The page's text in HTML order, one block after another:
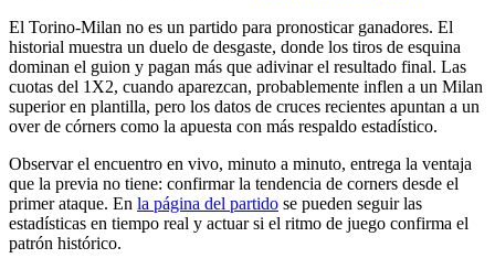
El Torino-Milan no es un partido para pronosticar ganadores. El
historial muestra un duelo de desgaste, donde los tiros de esquina
dominan el guion y pagan más que adivinar el resultado final. Las
cuotas del 1X2, cuando aparezcan, probablemente inflen a un Milan
superior en plantilla, pero los datos de cruces recientes apuntan a un
over de córners como la apuesta con más respaldo estadístico.
Observar el encuentro en vivo, minuto a minuto, entrega la ventaja
que la previa no tiene: confirmar la tendencia de corners desde el
primer ataque. En la página del partido se pueden seguir las
estadísticas en tiempo real y actuar si el ritmo de juego confirma el
patrón histórico.